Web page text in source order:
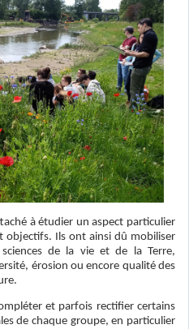
à étudier un aspect particulier
objectifs. Ils ont ainsi dû mobiliser
de la vie et de la Terre,
érosion ou encore qualité des
et parfois rectifier certains
de chaque groupe, en particulier